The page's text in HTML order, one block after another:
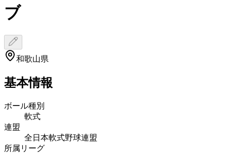
ブ
和歌山県
基本情報
ボール種別
軟式
連盟
全日本軟式野球連盟
所属リーグ